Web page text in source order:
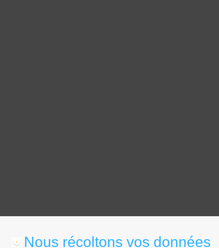
Nous récoltons vos données